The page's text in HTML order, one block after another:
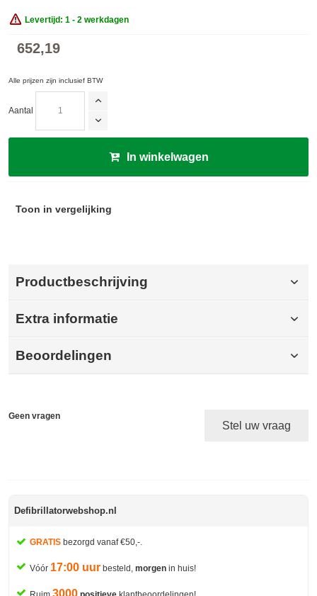
Levertijd: 1 - 2 werkdagen
652,19
Alle prijzen zijn inclusief BTW
Aantal
In winkelwagen
Toon in vergelijking
Defibrillatorwebshop.nl
GRATIS bezorgd vanaf €50,-.
Vóór 17:00 uur besteld, morgen in huis!
3000
Productbeschrijving
Extra informatie
Beoordelingen
Stel uw vraag
Geen vragen